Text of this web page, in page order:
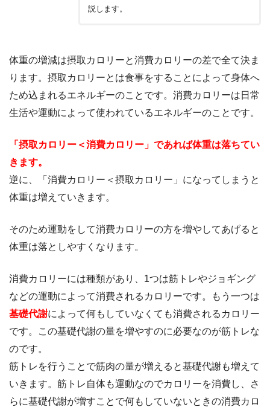
説します。
体重の増減は摂取カロリーと消費カロリーの差で全て決ま
ります。摂取カロリーとは食事をすることによって身体へ
ため込まれるエネルギーのことです。消費カロリーは日常
生活や運動によって使われているエネルギーのことです。
「摂取カロリー＜消費カロリー」であれば体重は落ちてい
きます。
逆に、「消費カロリー＜摂取カロリー」になってしまうと
体重は増えていきます。
そのため運動をして消費カロリーの方を増やしてあげると
体重は落としやすくなります。
消費カロリーには種類があり、1つは筋トレやジョギング
などの運動によって消費されるカロリーです。もう一つは
基礎代謝によって何もしていなくても消費されるカロリー
です。この基礎代謝の量を増やすのに必要なのが筋トレな
のです。
筋トレを行うことで筋肉の量が増えると基礎代謝も増えて
いきます。筋トレ自体も運動なのでカロリーを消費し、さ
らに基礎代謝が増すことで何もしていないときの消費カロ